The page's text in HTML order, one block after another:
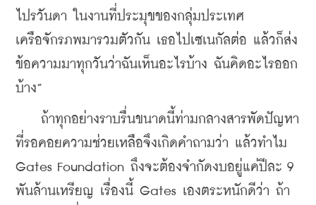
ไปรวันดา ในงานที่ประมุขของกลุ่มประเทศ
เครือจักรภพมารวมตัวกัน เธอไปเซเนกัลต่อ แล้วก็ส่ง
ข้อความมาทุกวันว่าฉันเห็นอะไรบ้าง ฉันคิดอะไรออก
บ้าง”
ถ้าทุกอย่างราบรื่นขนาดนี้ท่ามกลางสารพัดปัญหา
ที่รอคอยความช่วยเหลือจึงเกิดคำถามว่า แล้วทำไม
Gates Foundation ถึงจะต้องจำกัดงบอยู่แค่ปีละ 9
พันล้านเหรียญ เรื่องนี้ Gates เองตระหนักดีว่า ถ้า